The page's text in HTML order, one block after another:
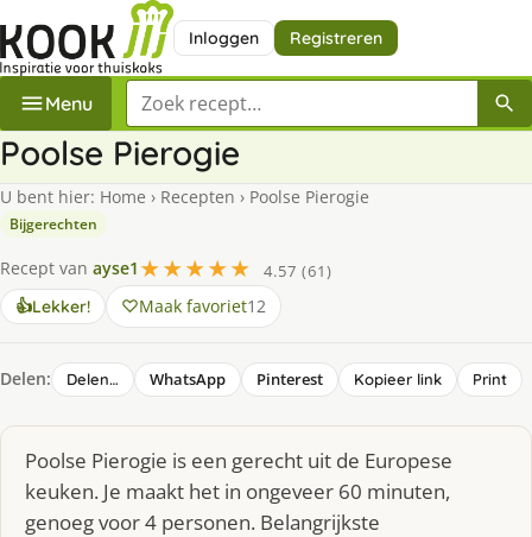
Inloggen Registreren
Menu Zoek een recept
Poolse Pierogie
U bent hier: Home › Recepten › Poolse Pierogie
Bijgerechten
Recept van ayse1 ★★★★★
4.57 (61)
👍Lekker! Maak favoriet12
Delen: Delen… WhatsApp Pinterest Kopieer link Print
Poolse Pierogie is een gerecht uit de Europese
keuken. Je maakt het in ongeveer 60 minuten,
genoeg voor 4 personen. Belangrijkste